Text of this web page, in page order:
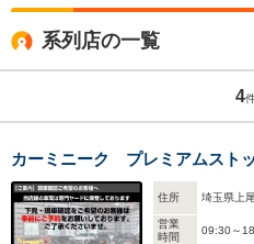
系列店の一覧
4
カーミニーク プレミアムスト
住所 埼玉県上
営業
時間
09:30～